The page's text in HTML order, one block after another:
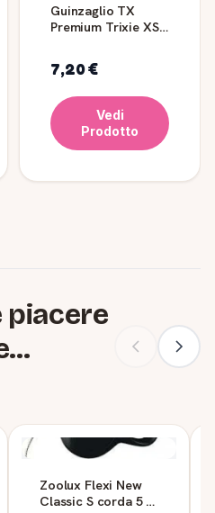
Guinzaglio TX
Premium Trixie XS
7,20 €
Vedi
Prodotto
piacere
Zoolux Flexi New
Classic S corda 5 m